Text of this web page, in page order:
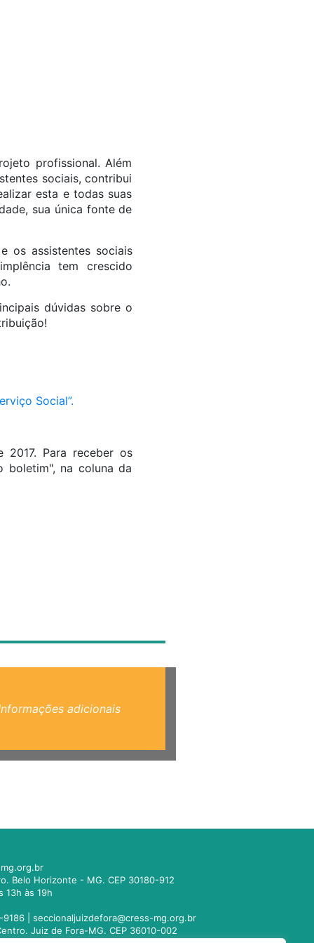
profissional. Além
sociais, contribui
esta e todas suas
sua única fonte de
os assistentes sociais
tem crescido
dúvidas sobre o
Social”.
Para receber os
boletim", na coluna da
adicionais
Belo Horizonte - MG. CEP 30180-912
13h às 19h
9186 |seccionaljuizdefora@cress-mg.org.br
Juiz de Fora-MG. CEP 36010-002